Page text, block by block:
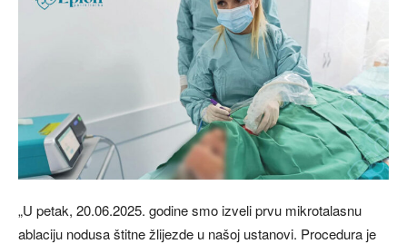
„U petak, 20.06.2025. godine smo izveli prvu mikrotalasnu
ablaciju nodusa štitne žlijezde u našoj ustanovi. Procedura je